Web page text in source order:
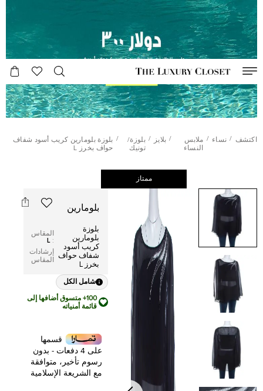
اكتشف / نساء / ملابس
النساء
/ بلايز / بلوزة/
تونيك
/ بلوزة بلومارين كريب أسود شفاف
حواف بخرز L
ممتاز
بلومارين
بلوزة
بلومارين
كريب أسود
شفاف حواف
بخرز L
المقاس
:
L
إرشادات
المقاس
شامل الكل
100+ متسوق أضافها إلى
قائمة أمنياته
قسمها
على 4 دفعات - بدون
رسوم تأخير، متوافقة
مع الشريعة الإسلامية